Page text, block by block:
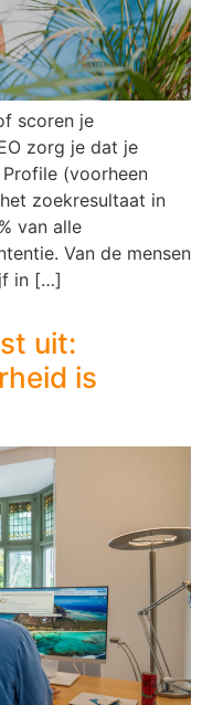
scoren je
zorg je dat je
(voorheen
zoekresultaat in
van alle
Van de mensen
in […]
uit:
is